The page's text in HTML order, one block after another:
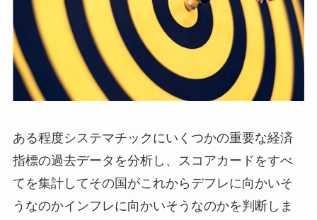
ある程度システマチックにいくつかの重要な経済
指標の過去データを分析し、スコアカードをすべ
てを集計してその国がこれからデフレに向かいそ
うなのかインフレに向かいそうなのかを判断しま